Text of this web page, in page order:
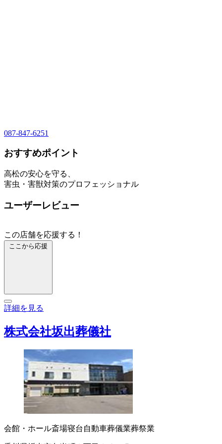
087-847-6251
おすすめポイント
高松の安心を守る、
害虫・害獣対策のプロフェッショナル
ユーザーレビュー
この店舗を応援する！
ここから応援
詳細を見る
株式会社坂出葬儀社
会館・ホール斎場寝台自動車葬儀業葬祭業